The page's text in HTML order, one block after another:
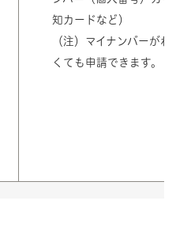
知カードなど）
（注）マイナンバーがわ
くても申請できます。